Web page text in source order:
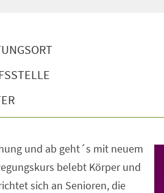
und ab geht´s mit neuem
belebt Körper und
sich an Senioren, die